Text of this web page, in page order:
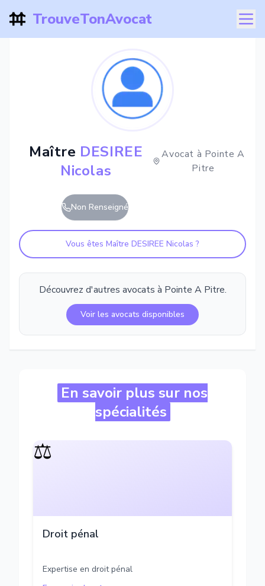
TrouveTonAvocat
Maître DESIREE
Nicolas
Avocat à Pointe A
Pitre
Non Renseigné
Vous êtes Maître DESIREE Nicolas ?
Découvrez d'autres avocats à Pointe A Pitre.
Voir les avocats disponibles
En savoir plus sur nos
spécialités
⚖️
Droit pénal
Expertise en droit pénal